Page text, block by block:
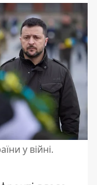
у війні.